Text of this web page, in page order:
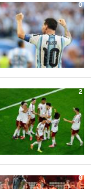
0
2
0